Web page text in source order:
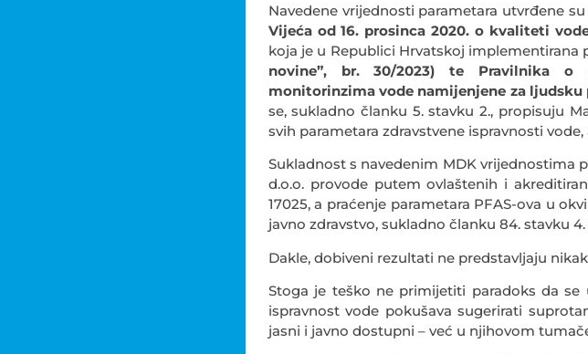
Navedene vrijednosti parametara utvrđene su
Vijeća od 16. prosinca 2020. o kvaliteti
koja je u Republici Hrvatskoj implementirana
novine”, br. 30/2023) te Pravilnika o
monitorinzima vode namijenjene za ljudsku
se, sukladno članku 5. stavku 2., propisuju
svih parametara zdravstvene ispravnosti
Sukladnost s navedenim MDK vrijednostima
d.o.o. provode putem ovlaštenih i
17025, a praćenje parametara PFAS-ova u
javno zdravstvo, sukladno članku 84. stavku
Dakle, dobiveni rezultati ne predstavljaju
Stoga je teško ne primijetiti paradoks da
ispravnost vode pokušava sugerirati
jasni i javno dostupni – već u njihovom